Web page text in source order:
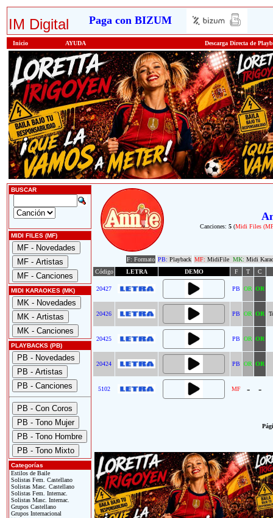
IM Digital Paga con BIZUM
Inicio AYUDA Descarga Directa de
BUSCAR
MIDI FILES (MF)
MIDI KARAOKES (MK)
PLAYBACKS (PB)
Categorías
Estilos de Baile
Solistas Fem. Castellano
Solistas Masc. Castellano
Solistas Fem. Internac.
Solistas Masc. Internac.
Grupos Castellano
Grupos Internacional
Canciones: 5 (Midi Files
F: Formato PB: Playback MF: MidiFile MK: Midi
Código
LETRA DEMO F T C
20427 PB OR OR
20426 PB OR OR
20425 PB OR OR
20424 PB OR OR
5102 MF - -